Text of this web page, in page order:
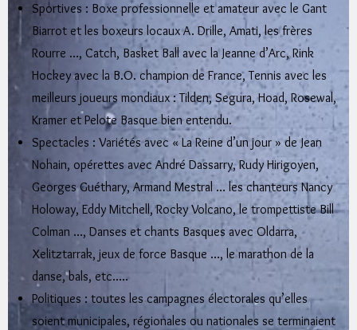
Sportives : Boxe professionnelle et amateur avec le Gant
Biarrot et les boxeurs locaux A. Drille, Amati, les frères
Rourre …, Catch, Basket Ball avec la Jeanne d’Arc, Rink
Hockey avec la B.O. champion de France, Tennis avec les
meilleurs joueurs mondiaux : Tilden, Segura, Hoad, Rosewal,
Kramer et Pelote Basque bien entendu.
Spectacles : Variétés avec « La Reine d’un jour » de Jean
Nohain, opérettes avec André Dassarry, Rudy Hirigoyen,
Georges Guéthary, Armand Mestral … les chanteurs Nancy
Holoway, Eddy Mitchell, Rocky Volcano, le trompettiste Bill
Colman …, Danses et chants Basques avec Oldarra,
Xelitztarrak, jeux de force Basque …, le marathon de la
danse, bals, etc.….
Politiques : toutes les campagnes électorales qu’elles
soient municipales, régionales ou nationales se terminaient